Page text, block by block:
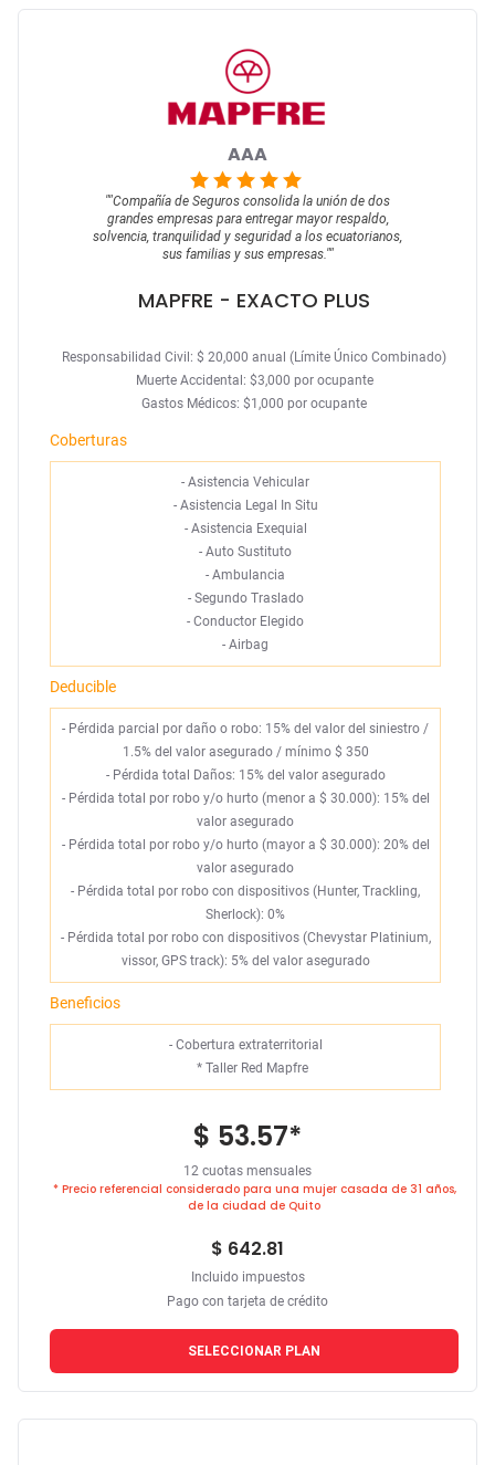
AAA
""Compañía de Seguros consolida la unión de dos
grandes empresas para entregar mayor respaldo,
solvencia, tranquilidad y seguridad a los ecuatorianos,
sus familias y sus empresas.""
MAPFRE - EXACTO PLUS
Responsabilidad Civil: $ 20,000 anual (Límite Único Combinado)
Muerte Accidental: $3,000 por ocupante
Gastos Médicos: $1,000 por ocupante
Coberturas
- Asistencia Vehicular
- Asistencia Legal In Situ
- Asistencia Exequial
- Auto Sustituto
- Ambulancia
- Segundo Traslado
- Conductor Elegido
- Airbag
Deducible
- Pérdida parcial por daño o robo: 15% del valor del siniestro /
1.5% del valor asegurado / mínimo $ 350
- Pérdida total Daños: 15% del valor asegurado
- Pérdida total por robo y/o hurto (menor a $ 30.000): 15% del
valor asegurado
- Pérdida total por robo y/o hurto (mayor a $ 30.000): 20% del
valor asegurado
- Pérdida total por robo con dispositivos (Hunter, Trackling,
Sherlock): 0%
- Pérdida total por robo con dispositivos (Chevystar Platinium,
vissor, GPS track): 5% del valor asegurado
Beneficios
- Cobertura extraterritorial
* Taller Red Mapfre
$ 53.57*
12 cuotas mensuales
* Precio referencial considerado para una mujer casada de 31 años,
de la ciudad de Quito
$ 642.81
Incluido impuestos
Pago con tarjeta de crédito
SELECCIONAR PLAN